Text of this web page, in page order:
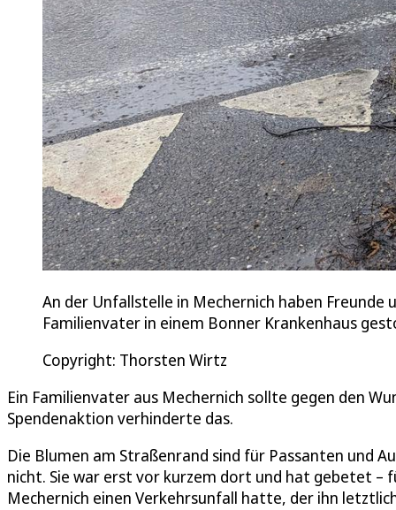
An der Unfallstelle in Mechernich haben
Familienvater in einem Bonner Krankenhaus
Copyright: Thorsten Wirtz
Ein Familienvater aus Mechernich sollte gegen den
Spendenaktion verhinderte das.
Die Blumen am Straßenrand sind für Passanten und
nicht. Sie war erst vor kurzem dort und hat gebetet –
Mechernich einen Verkehrsunfall hatte, der ihn